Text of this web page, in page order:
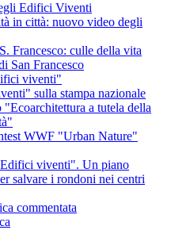
Edifici Viventi
in città: nuovo video degli
Francesco: culle della vita
San Francesco
viventi"
sulla stampa nazionale
"Ecoarchitettura a tutela della
WWF "Urban Nature"
viventi". Un piano
salvare i rondoni nei centri
commentata